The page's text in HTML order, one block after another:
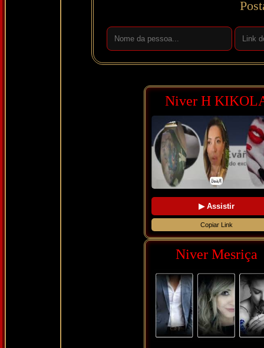
Niver H
▶ Assistir
Copiar Link
Niver Mesriça